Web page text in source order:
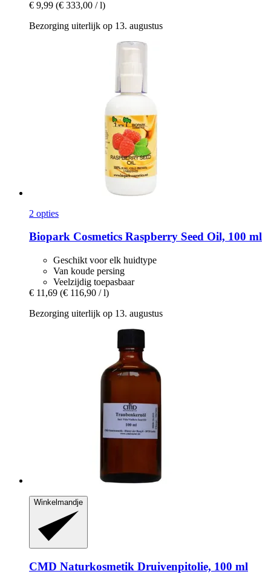
€ 9,99 (€ 333,00 / l)
Bezorging uiterlijk op 13. augustus
2 opties
Biopark Cosmetics Raspberry Seed Oil, 100 ml
Geschikt voor elk huidtype
Van koude persing
Veelzijdig toepasbaar
€ 11,69 (€ 116,90 / l)
Bezorging uiterlijk op 13. augustus
Winkelmandje
CMD Naturkosmetik Druivenpitolie, 100 ml